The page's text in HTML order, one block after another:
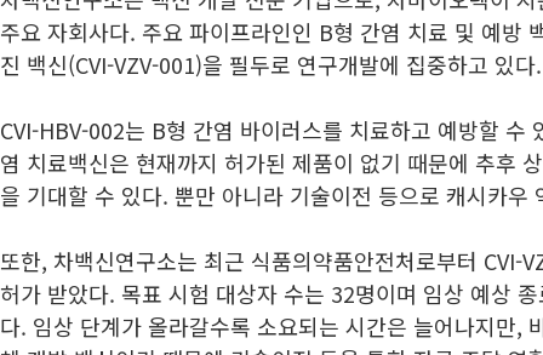
주요 자회사다. 주요 파이프라인인 B형 간염 치료 및 예방
진 백신(CVI-VZV-001)을 필두로 연구개발에 집중하고 있다.
CVI-HBV-002는 B형 간염 바이러스를 치료하고 예방할 수
염 치료백신은 현재까지 허가된 제품이 없기 때문에 추후
을 기대할 수 있다. 뿐만 아니라 기술이전 등으로 캐시카우
또한, 차백신연구소는 최근 식품의약품안전처로부터 CVI-
허가 받았다. 목표 시험 대상자 수는 32명이며 임상 예상
다. 임상 단계가 올라갈수록 소요되는 시간은 늘어나지만,